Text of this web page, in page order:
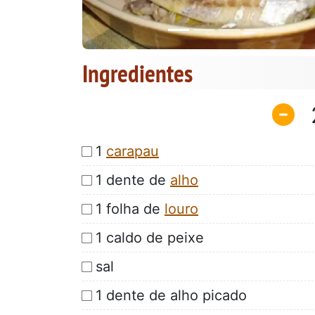
Ingredientes
1 carapau
1 dente de alho
1 folha de louro
1 caldo de peixe
sal
1 dente de alho picado